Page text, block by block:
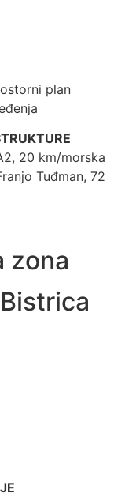
plan
20 km/morska
Tuđman, 72
zona